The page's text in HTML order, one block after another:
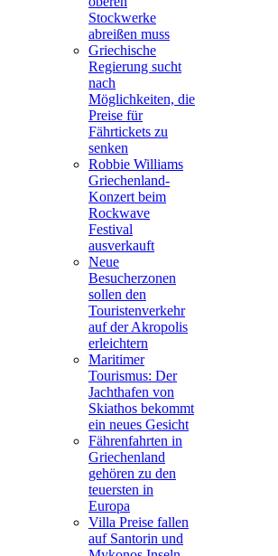
Stockwerke
abreißen muss
Griechische
Regierung sucht
nach
Möglichkeiten, die
Preise für
Fährtickets zu
senken
Robbie Williams
Griechenland-
Konzert beim
Rockwave
Festival
ausverkauft
Neue
Besucherzonen
sollen den
Touristenverkehr
auf der Akropolis
erleichtern
Maritimer
Tourismus: Der
Jachthafen von
Skiathos bekommt
ein neues Gesicht
Fährenfahrten in
Griechenland
gehören zu den
teuersten in
Europa
Villa Preise fallen
auf Santorin und